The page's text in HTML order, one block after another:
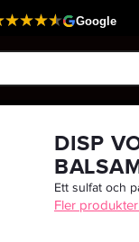
din varukorg
DISP
BALSAM
Ett sulfat och
Fler